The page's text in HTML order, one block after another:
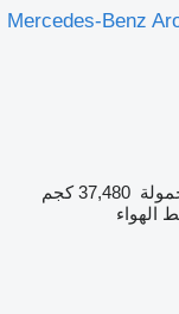
Mercedes-Benz
37,480 كجم
الهواء